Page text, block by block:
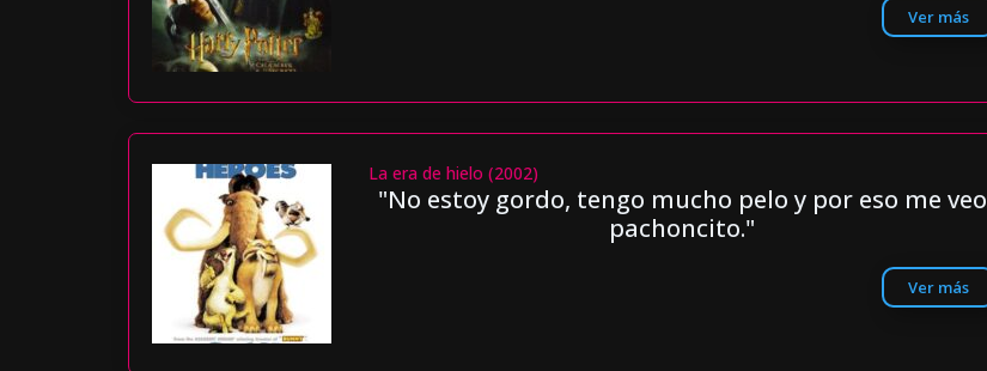
Ver más
La era de hielo (2002)
"No estoy gordo, tengo mucho pelo y por eso me veo
pachoncito."
Ver más